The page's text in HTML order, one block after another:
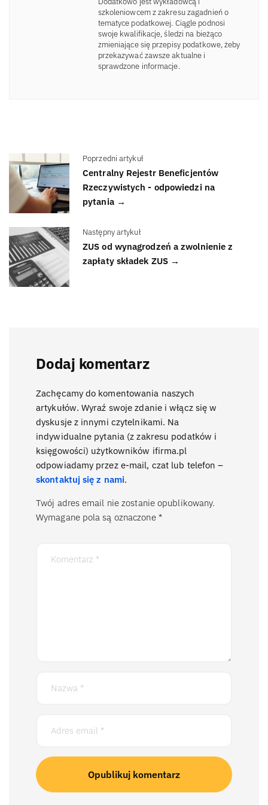
szkoleniowcem z zakresu zagadnień o
tematyce podatkowej. Ciągle podnosi
swoje kwalifikacje, śledzi na bieżąco
zmieniające się przepisy podatkowe, żeby
przekazywać zawsze aktualne i
sprawdzone informacje.
Poprzedni artykuł
Centralny Rejestr Beneficjentów
Rzeczywistych - odpowiedzi na
pytania →
Następny artykuł
ZUS od wynagrodzeń a zwolnienie z
zapłaty składek ZUS →
Dodaj komentarz
Zachęcamy do komentowania naszych
artykułów. Wyraź swoje zdanie i włącz się w
dyskusje z innymi czytelnikami. Na
indywidualne pytania (z zakresu podatków i
księgowości) użytkowników ifirma.pl
odpowiadamy przez e-mail, czat lub telefon –
skontaktuj się z nami.
Twój adres email nie zostanie opublikowany.
Wymagane pola są oznaczone *